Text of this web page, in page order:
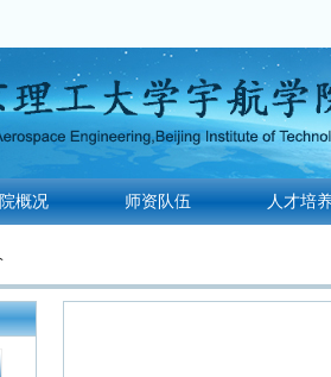
概况 师资队伍 人才培